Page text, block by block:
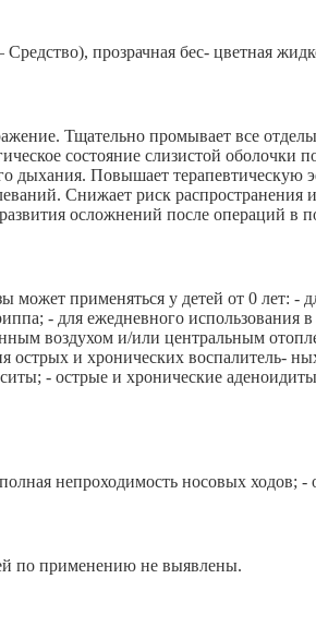
прозрачная бес- цветная
Тщательно промывает все
состояние слизистой
дыхания. Повышает
Снижает риск
осложнений после операций в
применяться у детей от 0 лет:
- для ежедневного
воздухом и/или центральным
острых и хронических воспалитель-
- острые и хронические
непроходимость носовых ходов; -
по применению не выявлены.